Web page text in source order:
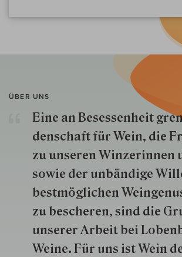
ÜBER UNS
Eine an Besessenheit
den­schaft für Wein, die
zu unseren Win­zer­innen
so­wie der un­bän­dige
best­mög­lich­en
zu besche­ren, sind die
unserer Arbeit bei
Weine. Für uns ist Wein